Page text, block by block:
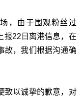
，由于围观粉丝过
报22日离港信息，在
故，我们根据沟通确
致以诚挚的歉意，对